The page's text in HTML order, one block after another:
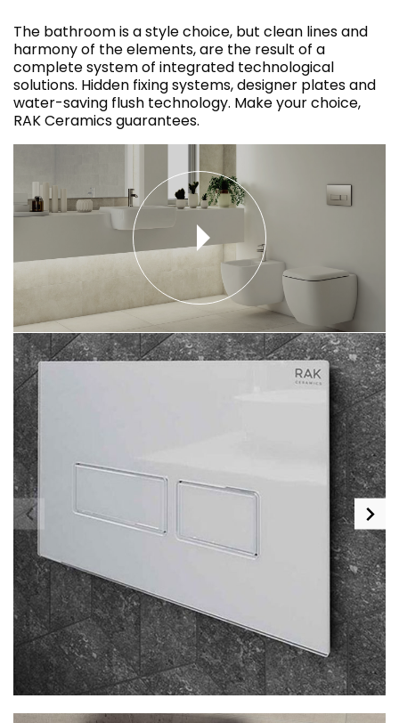
The bathroom is a style choice, but clean lines and
harmony of the elements, are the result of a
complete system of integrated technological
solutions. Hidden fixing systems, designer plates and
water-saving flush technology. Make your choice,
RAK Ceramics guarantees.